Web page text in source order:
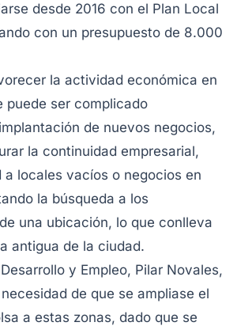
desde 2016 con el Plan Local
con un presupuesto de 8.000
la actividad económica en
puede ser complicado
de nuevos negocios,
la continuidad empresarial,
a locales vacíos o negocios en
la búsqueda a los
una ubicación, lo que conlleva
antigua de la ciudad.
y Empleo, Pilar Novales,
de que se ampliase el
a estas zonas, dado que se